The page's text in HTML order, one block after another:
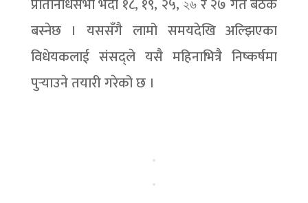
प्रतिनिधिसभा भदौ १८, १९, २५, ২৬ र २७ गते बैठक
बस्नेछ । यससँगै लामो समयदेखि अल्झिएका
विधेयकलाई संसद्ले यसै महिनाभित्रै निष्कर्षमा
पुर्‍याउने तयारी गरेको छ ।